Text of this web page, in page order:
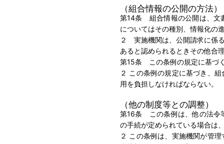
（組合情報の公開の方法）
第14条 組合情報の公開は、文
についてはその種別、情報化の
２ 実施機関は、公開請求に係
あると認められるときその他合
第15条 この条例の規定に基づ
２ この条例の規定に基づき、
用を負担しなければならない。
（他の制度等との調整）
第16条 この条例は、他の法令
の手続が定められている場合は
２ この条例は、実施機関が管